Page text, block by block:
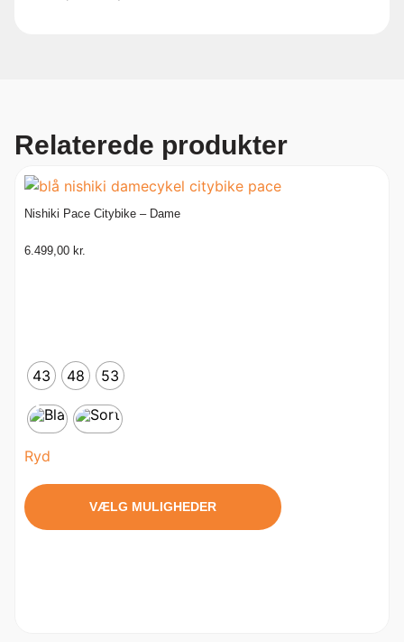
Relaterede produkter
Nishiki Pace Citybike – Dame
6.499,00 kr.
43 48 53
Ryd
VÆLG MULIGHEDER